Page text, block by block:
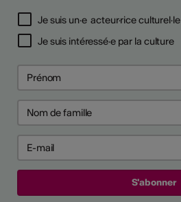
Je suis un·e acteur·rice culturel·le
Je suis intéressé·e par la culture